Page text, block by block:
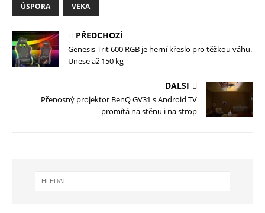
ÚSPORA VEKA
PŘEDCHOZÍ
Genesis Trit 600 RGB je herní křeslo pro těžkou váhu.
Unese až 150 kg
DALŠÍ
Přenosný projektor BenQ GV31 s Android TV
promítá na stěnu i na strop